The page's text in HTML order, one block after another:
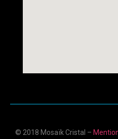
© 2018 Mosaïk Cristal –